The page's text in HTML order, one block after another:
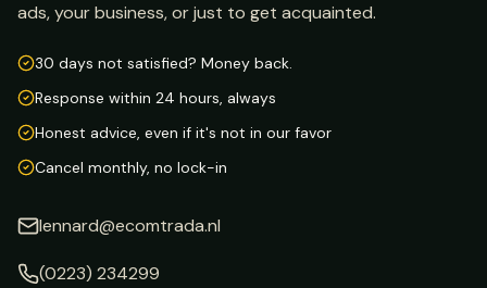
ads, your business, or just to get acquainted.
30 days not satisfied? Money back.
Response within 24 hours, always
Honest advice, even if it's not in our favor
Cancel monthly, no lock-in
lennard@ecomtrada.nl
(0223) 234299